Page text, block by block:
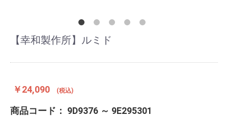
【幸和製作所】ルミド
￥24,090 (税込)
商品コード： 9D9376 ～ 9E295301